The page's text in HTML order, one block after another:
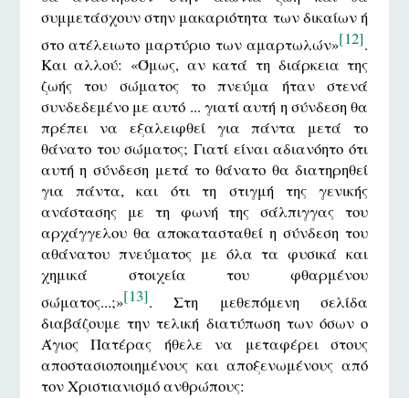
συμμετάσχουν στην μακαριότητα των δικαίων ή
στο ατέλειωτο μαρτύριο των αμαρτωλών»[12].
Και αλλού: «Όμως, αν κατά τη διάρκεια της
ζωής του σώματος το πνεύμα ήταν στενά
συνδεδεμένο με αυτό ... γιατί αυτή η σύνδεση θα
πρέπει να εξαλειφθεί για πάντα μετά το
θάνατο του σώματος; Γιατί είναι αδιανόητο ότι
αυτή η σύνδεση μετά το θάνατο θα διατηρηθεί
για πάντα, και ότι τη στιγμή της γενικής
ανάστασης με τη φωνή της σάλπιγγας του
αρχάγγελου θα αποκατασταθεί η σύνδεση του
αθάνατου πνεύματος με όλα τα φυσικά και
χημικά στοιχεία του φθαρμένου
σώματος...;»[13]. Στη μεθεπόμενη σελίδα
διαβάζουμε την τελική διατύπωση των όσων ο
Άγιος Πατέρας ήθελε να μεταφέρει στους
αποστασιοποιημένους και αποξενωμένους από
τον Χριστιανισμό ανθρώπους: